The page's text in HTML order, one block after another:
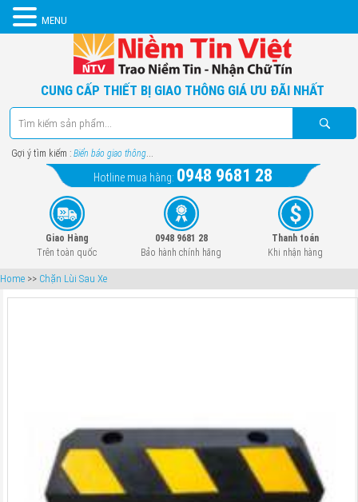
CUNG CẤP THIẾT BỊ GIAO THÔNG GIÁ ƯU ĐÃI NHẤT
Gợi ý tìm kiếm : Biển báo giao thông...
Hotline mua hàng: 0948 9681 28
Giao Hàng
Trên toàn quốc
0948 9681 28
Bảo hành chính hãng
Thanh toán
Khi nhận hàng
Home >> Chặn Lùi Sau Xe
MENU